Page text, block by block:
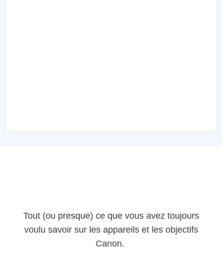
Tout (ou presque) ce que vous avez toujours
voulu savoir sur les appareils et les objectifs
Canon.